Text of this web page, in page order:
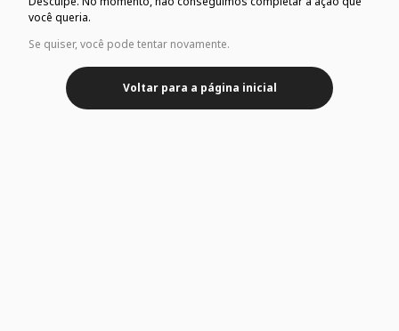
você queria.
Se quiser, você pode tentar novamente.
Voltar para a página inicial